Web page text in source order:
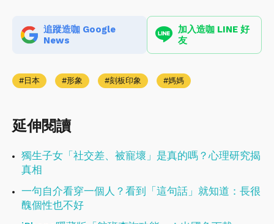
追蹤造咖 Google
News
加入造咖 LINE 好
友
日本 形象 刻板印象 媽媽
延伸閱讀
獨生子女「社交差、被寵壞」是真的嗎？心理研究揭
真相
一句自介看穿一個人？看到「這句話」就知道：長很
醜個性也不好